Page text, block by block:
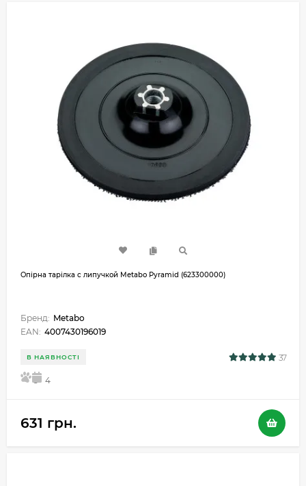
Опірна тарілка с липучкой Metabo Pyramid (623300000)
Бренд: Metabo
EAN: 4007430196019
В НАЯВНОСТІ 37
5 4
631 грн.